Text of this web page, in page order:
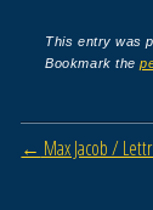
c
e
b
o
This entry was
Bookmark the
Post
← Max Jacob /